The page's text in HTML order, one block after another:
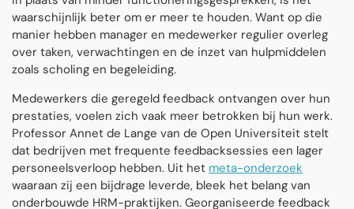
waarschijnlijk beter om er meer te houden. Want op die
manier hebben manager en medewerker regulier overleg
over taken, verwachtingen en de inzet van hulpmiddelen
zoals scholing en begeleiding.
Medewerkers die geregeld feedback ontvangen over hun
prestaties, voelen zich vaak meer betrokken bij hun werk.
Professor Annet de Lange van de Open Universiteit stelt
dat bedrijven met frequente feedbacksessies een lager
personeelsverloop hebben. Uit het meta-onderzoek
waaraan zij een bijdrage leverde, bleek het belang van
onderbouwde HRM-praktijken. Georganiseerde feedback